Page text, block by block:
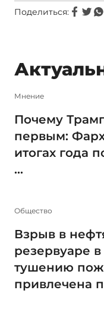
Поделиться:
Мнение
Почему
первым:
итогах года
...
Общество
Взрыв в
резервуаре в
тушению
привлечена